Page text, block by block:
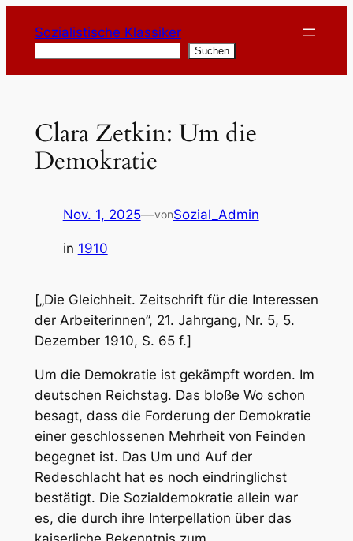
Inhalt
springen
Sozialistische Klassiker
Suchen
Clara Zetkin: Um die
Demokratie
Nov. 1, 2025—vonSozial_Admin
in 1910
[„Die Gleichheit. Zeitschrift für die Interessen
der Arbeiterinnen”, 21. Jahrgang, Nr. 5, 5.
Dezember 1910, S. 65 f.]
Um die Demokratie ist gekämpft worden. Im
deutschen Reichstag. Das bloße Wo schon
besagt, dass die Forderung der Demokratie
einer geschlossenen Mehrheit von Feinden
begegnet ist. Das Um und Auf der
Redeschlacht hat es noch eindringlichst
bestätigt. Die Sozialdemokratie allein war
es, die durch ihre Interpellation über das